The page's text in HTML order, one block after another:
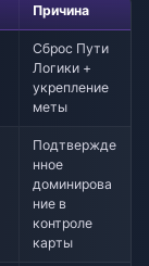
Причина
Сброс Пути
Логики +
укрепление
меты
Подтвержде
нное
доминирова
ние в
контроле
карты